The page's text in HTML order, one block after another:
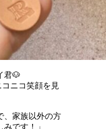
君🐶
ニコ笑顔を見
、家族以外の方
です！」